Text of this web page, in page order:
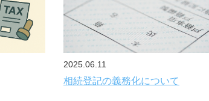
2025.06.11
相続登記の義務化について